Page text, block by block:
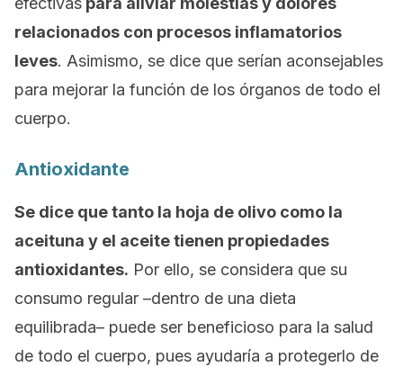
relacionados con procesos inflamatorios
leves. Asimismo, se dice que serían aconsejables
para mejorar la función de los órganos de todo el
cuerpo.
Antioxidante
Se dice que tanto la hoja de olivo como la
aceituna y el aceite tienen propiedades
antioxidantes. Por ello, se considera que su
consumo regular –dentro de una dieta
equilibrada– puede ser beneficioso para la salud
de todo el cuerpo, pues ayudaría a protegerlo de